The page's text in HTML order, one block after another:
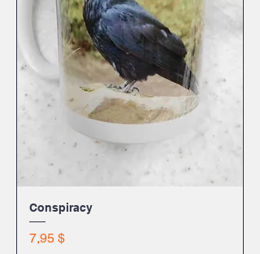
Conspiracy
Цена
7,95 $